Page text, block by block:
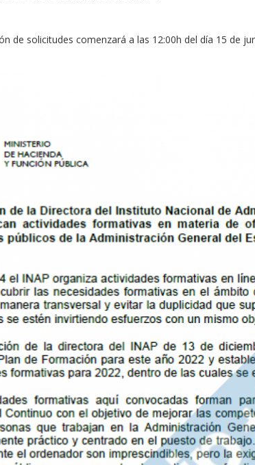
de solicitudes comenzará a las 12:00h del día 15 de